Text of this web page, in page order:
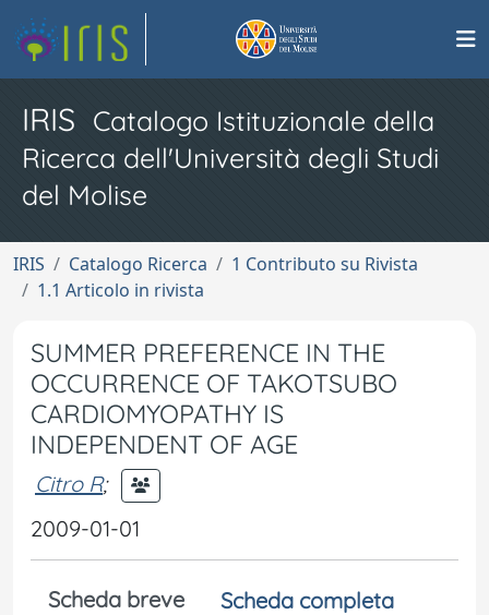
IRIS Catalogo Istituzionale della
Ricerca dell'Università degli Studi
del Molise
IRIS Catalogo Ricerca
1 Contributo su Rivista
1.1 Articolo in rivista
SUMMER PREFERENCE IN THE
OCCURRENCE OF TAKOTSUBO
CARDIOMYOPATHY IS
INDEPENDENT OF AGE
Citro R;
2009-01-01
Scheda breve
Scheda completa